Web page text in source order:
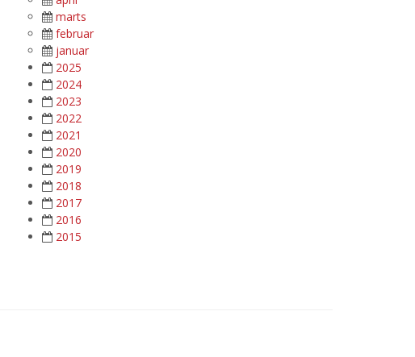
marts
februar
januar
2025
2024
2023
2022
2021
2020
2019
2018
2017
2016
2015